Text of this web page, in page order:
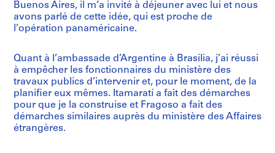
Buenos Aires, il m’a invité à déjeuner avec lui et nous
avons parlé de cette idée, qui est proche de
l’opération panaméricaine.
Quant à l’ambassade d’Argentine à Brasilia, j’ai réussi
à empêcher les fonctionnaires du ministère des
travaux publics d’intervenir et, pour le moment, de la
planifier eux mêmes. Itamaratí a fait des démarches
pour que je la construise et Fragoso a fait des
démarches similaires auprès du ministère des Affaires
étrangères.